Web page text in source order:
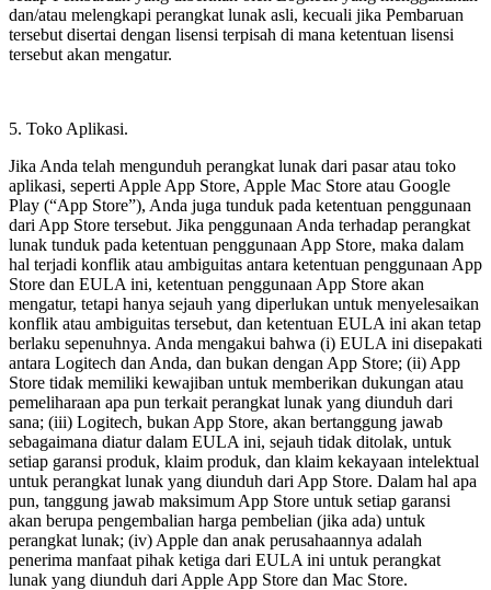
dan/atau melengkapi perangkat lunak asli, kecuali jika Pembaruan
tersebut disertai dengan lisensi terpisah di mana ketentuan lisensi
tersebut akan mengatur.
5. Toko Aplikasi.
Jika Anda telah mengunduh perangkat lunak dari pasar atau toko
aplikasi, seperti Apple App Store, Apple Mac Store atau Google
Play (“App Store”), Anda juga tunduk pada ketentuan penggunaan
dari App Store tersebut. Jika penggunaan Anda terhadap perangkat
lunak tunduk pada ketentuan penggunaan App Store, maka dalam
hal terjadi konflik atau ambiguitas antara ketentuan penggunaan App
Store dan EULA ini, ketentuan penggunaan App Store akan
mengatur, tetapi hanya sejauh yang diperlukan untuk menyelesaikan
konflik atau ambiguitas tersebut, dan ketentuan EULA ini akan tetap
berlaku sepenuhnya. Anda mengakui bahwa (i) EULA ini disepakati
antara Logitech dan Anda, dan bukan dengan App Store; (ii) App
Store tidak memiliki kewajiban untuk memberikan dukungan atau
pemeliharaan apa pun terkait perangkat lunak yang diunduh dari
sana; (iii) Logitech, bukan App Store, akan bertanggung jawab
sebagaimana diatur dalam EULA ini, sejauh tidak ditolak, untuk
setiap garansi produk, klaim produk, dan klaim kekayaan intelektual
untuk perangkat lunak yang diunduh dari App Store. Dalam hal apa
pun, tanggung jawab maksimum App Store untuk setiap garansi
akan berupa pengembalian harga pembelian (jika ada) untuk
perangkat lunak; (iv) Apple dan anak perusahaannya adalah
penerima manfaat pihak ketiga dari EULA ini untuk perangkat
lunak yang diunduh dari Apple App Store dan Mac Store.